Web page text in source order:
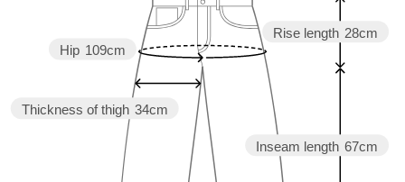
Inseam length 67cm
Rise length 28cm
Thickness of thigh 34cm
Hip 109cm